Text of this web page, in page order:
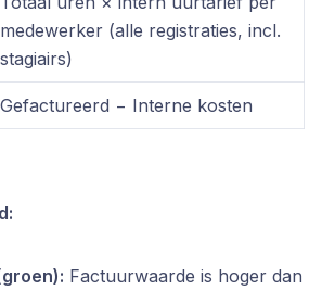
medewerker (alle registraties, incl.
stagiairs)
Gefactureerd − Interne kosten
Factuurwaarde is hoger dan